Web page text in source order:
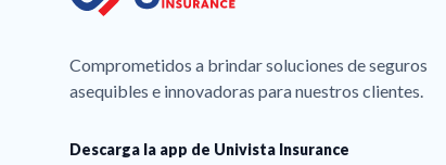
Comprometidos a brindar soluciones de seguros
asequibles e innovadoras para nuestros clientes.
Descarga la app de Univista Insurance